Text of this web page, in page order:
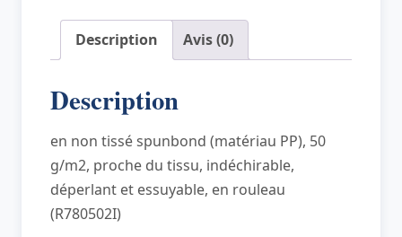
spunbond,
(l)1,2
(L)25
ivoire
Description Avis (0)
Description
en non tissé spunbond (matériau PP), 50
g/m2, proche du tissu, indéchirable,
déperlant et essuyable, en rouleau
(R780502I)